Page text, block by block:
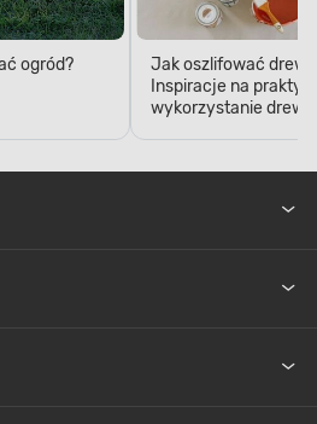
ogród?
Jak oszlifować
Inspiracje na
wykorzystanie